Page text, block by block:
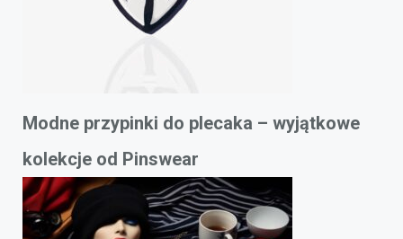
Modne przypinki do plecaka – wyjątkowe
kolekcje od Pinswear